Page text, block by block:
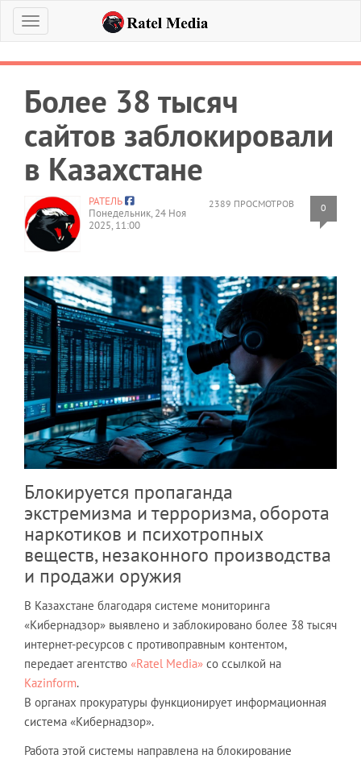
Меню
Более 38 тысяч
сайтов заблокировали
в Казахстане
2389 ПРОСМОТРОВ 0
РАТЕЛЬ
Понедельник, 24 Ноя
2025, 11:00
Блокируется пропаганда
экстремизма и терроризма, оборота
наркотиков и психотропных
веществ, незаконного производства
и продажи оружия
В Казахстане благодаря системе мониторинга
«Кибернадзор» выявлено и заблокировано более 38 тысяч
интернет-ресурсов с противоправным контентом,
передает агентство «Ratel Media» со ссылкой на
Kazinform.
В органах прокуратуры функционирует информационная
система «Кибернадзор».
Работа этой системы направлена на блокирование